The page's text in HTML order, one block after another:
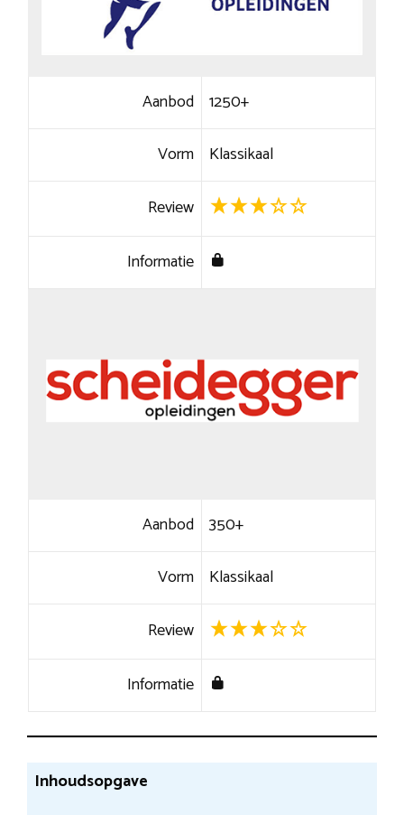
Aanbod 1250+
Vorm Klassikaal
Review
Informatie
Aanbod 350+
Vorm Klassikaal
Review
Informatie
Inhoudsopgave